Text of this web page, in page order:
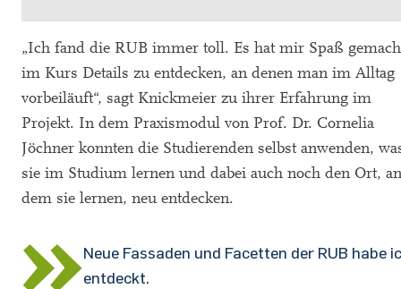
„Ich fand die RUB immer toll. Es hat mir Spaß
im Kurs Details zu entdecken, an denen man im Alltag
vorbeiläuft“, sagt Knickmeier zu ihrer Erfahrung im
Projekt. In dem Praxismodul von Prof. Dr. Cornelia
Jöchner konnten die Studierenden selbst anwenden,
sie im Studium lernen und dabei auch noch den Ort, an
dem sie lernen, neu entdecken.
Neue Fassaden und Facetten der RUB habe
entdeckt.